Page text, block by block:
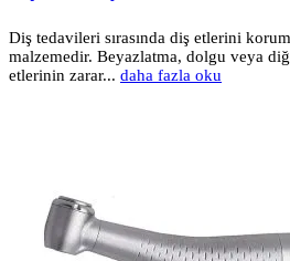
Diş tedavileri sırasında diş etlerini
malzemedir. Beyazlatma, dolgu veya
etlerinin zarar... daha fazla oku